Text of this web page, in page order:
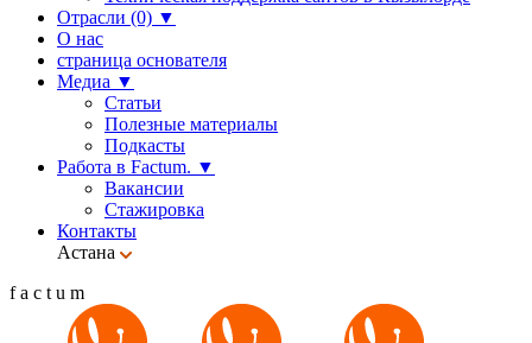
Отрасли (0) ▼
О нас
страница основателя
Медиа ▼
Статьи
Полезные материалы
Подкасты
Работа в Factum. ▼
Вакансии
Стажировка
Контакты
Астана
f a c t u m